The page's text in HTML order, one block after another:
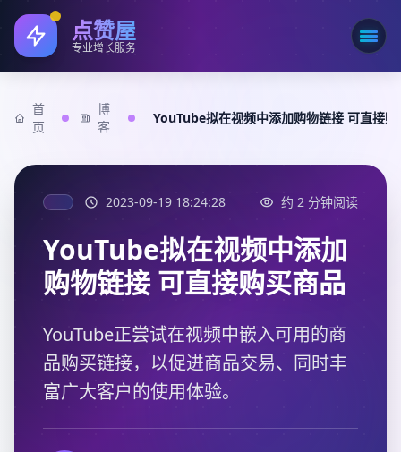
点赞屋
专业增长服务 打开
首
页
博
客
YouTube拟在视频中添加购物链接 可直接购
2023-09-19 18:24:28 约 2 分钟阅读
YouTube拟在视频中添加
购物链接 可直接购买商品
YouTube正尝试在视频中嵌入可用的商
品购买链接，以促进商品交易、同时丰
富广大客户的使用体验。